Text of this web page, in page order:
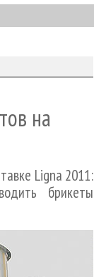
на
Ligna 2011:
брикеты